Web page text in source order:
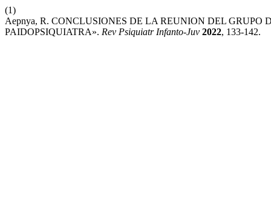
(1)
Aepnya, R. CONCLUSIONES DE LA REUNION DEL GRUPO
PAIDOPSIQUIATRA». Rev Psiquiatr Infanto-Juv 2022, 133-142.